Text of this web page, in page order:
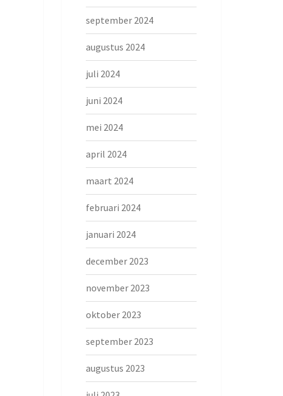
september 2024
augustus 2024
juli 2024
juni 2024
mei 2024
april 2024
maart 2024
februari 2024
januari 2024
december 2023
november 2023
oktober 2023
september 2023
augustus 2023